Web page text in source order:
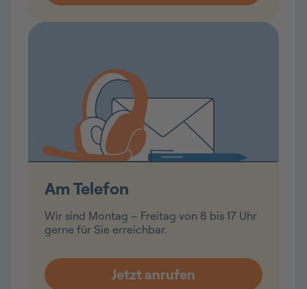
Am Telefon
Wir sind Montag – Freitag von 8 bis 17 Uhr
gerne für Sie erreichbar.